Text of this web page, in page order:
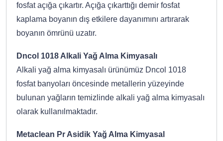
fosfat açığa çıkartır. Açığa çıkarttığı demir fosfat
kaplama boyanın dış etkilere dayanımını artırarak
boyanın ömrünü uzatır.
Dncol 1018 Alkali Yağ Alma Kimyasalı
Alkali yağ alma kimyasalı ürünümüz Dncol 1018
fosfat banyoları öncesinde metallerin yüzeyinde
bulunan yağların temizlinde alkali yağ alma kimyasalı
olarak kullanılmaktadır.
Metaclean Pr Asidik Yağ Alma Kimyasal